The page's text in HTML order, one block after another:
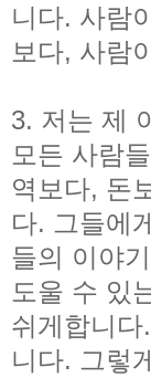
니다. 사람
보다, 사람
3. 저는 제
모든 사람
역보다, 돈
다. 그들에
들의 이야
도울 수 있
쉬게합니
니다. 그렇